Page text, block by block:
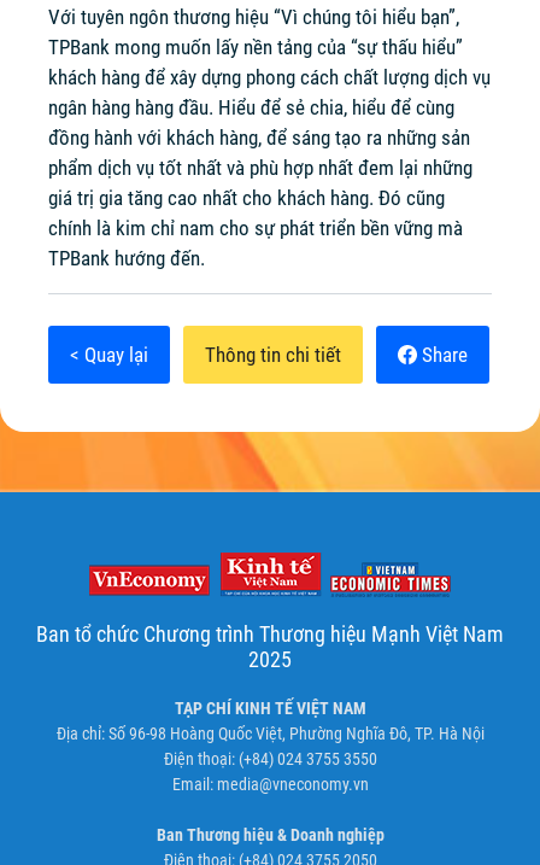
Với tuyên ngôn thương hiệu “Vì chúng tôi hiểu bạn”,
TPBank mong muốn lấy nền tảng của “sự thấu hiểu”
khách hàng để xây dựng phong cách chất lượng dịch vụ
ngân hàng hàng đầu. Hiểu để sẻ chia, hiểu để cùng
đồng hành với khách hàng, để sáng tạo ra những sản
phẩm dịch vụ tốt nhất và phù hợp nhất đem lại những
giá trị gia tăng cao nhất cho khách hàng. Đó cũng
chính là kim chỉ nam cho sự phát triển bền vững mà
TPBank hướng đến.
< Quay lại Thông tin chi tiết Share
Ban tổ chức Chương trình Thương hiệu Mạnh Việt Nam
2025
TẠP CHÍ KINH TẾ VIỆT NAM
Địa chỉ: Số 96-98 Hoàng Quốc Việt, Phường Nghĩa Đô, TP. Hà Nội
Điện thoại: (+84) 024 3755 3550
Email: media@vneconomy.vn
Ban Thương hiệu & Doanh nghiệp
Điện thoại: (+84) 024 3755 2050